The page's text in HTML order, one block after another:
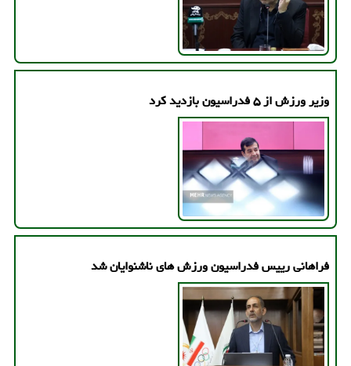
وزیر ورزش از ۵ فدراسیون بازدید کرد
فراهانی رییس فدراسیون ورزش های ناشنوایان شد